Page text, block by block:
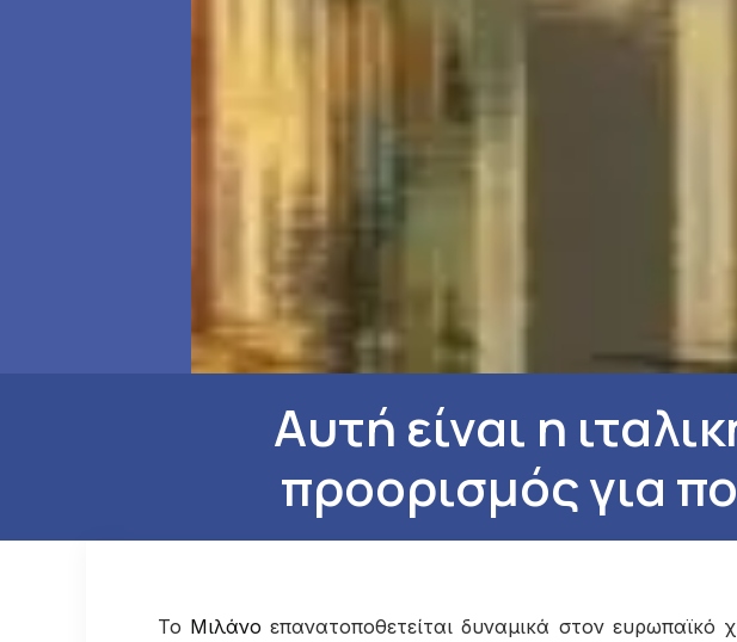
Αυτή είναι η
προορισμός για
Το Μιλάνο επανατοποθετείται δυναμικά στον